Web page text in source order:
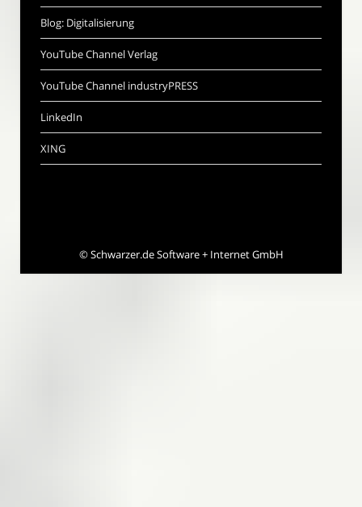
Blog: Digitalisierung
YouTube Channel Verlag
YouTube Channel industryPRESS
LinkedIn
XING
©Schwarzer.de Software + Internet GmbH